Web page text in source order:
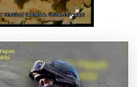
daha aydınlatıldı